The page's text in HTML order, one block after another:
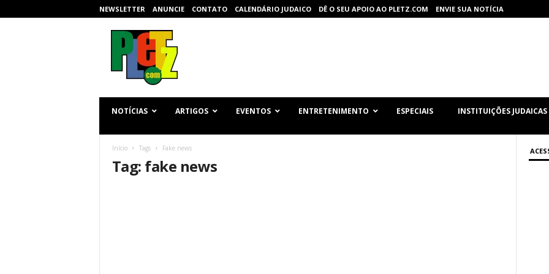
NEWSLETTER ANUNCIE CONTATO CALENDÁRIO JUDAICO DÊ O SEU APOIO AO PLETZ.COM ENVIE SUA NOTÍCIA
NOTÍCIAS ARTIGOS EVENTOS ENTRETENIMENTO ESPECIAIS INSTITUIÇÕES JUDAICAS
Início Tags Fake news
Tag: fake news